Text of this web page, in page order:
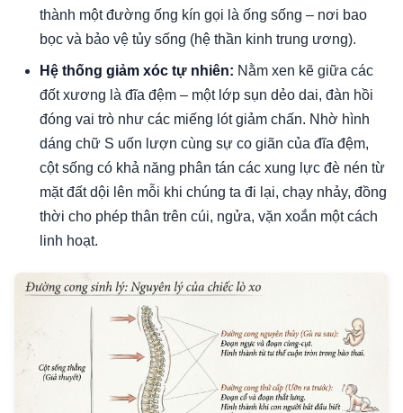
thành một đường ống kín gọi là ống sống – nơi bao
bọc và bảo vệ tủy sống (hệ thần kinh trung ương).
Hệ thống giảm xóc tự nhiên: Nằm xen kẽ giữa các
đốt xương là đĩa đệm – một lớp sụn dẻo dai, đàn hồi
đóng vai trò như các miếng lót giảm chấn. Nhờ hình
dáng chữ S uốn lượn cùng sự co giãn của đĩa đệm,
cột sống có khả năng phân tán các xung lực đè nén từ
mặt đất dội lên mỗi khi chúng ta đi lại, chạy nhảy, đồng
thời cho phép thân trên cúi, ngửa, vặn xoắn một cách
linh hoạt.